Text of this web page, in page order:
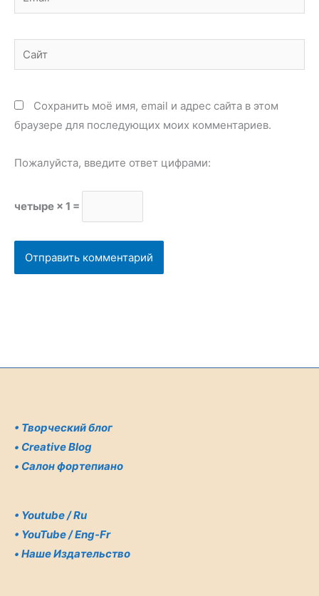
Сайт
Сохранить моё имя, email и адрес сайта в этом
браузере для последующих моих комментариев.
Пожалуйста, введите ответ цифрами:
четыре × 1 =
• Творческий блог
• Creative Blog
• Салон фортепиано
• Youtube / Ru
• YouTube / Eng-Fr
• Наше Издательство